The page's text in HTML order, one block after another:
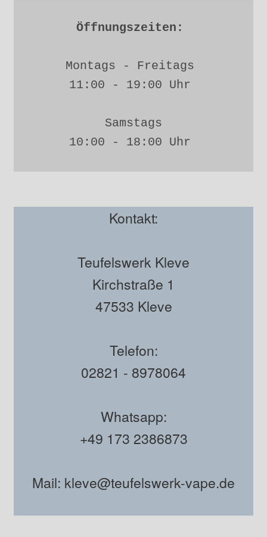
Öffnungszeiten:
Montags - Freitags
11:00 - 19:00 Uhr
Samstags
10:00 - 18:00 Uhr
Kontakt:
Teufelswerk Kleve
Kirchstraße 1
47533 Kleve
Telefon:
02821 - 8978064
Whatsapp:
+49 173 2386873
Mail: kleve@teufelswerk-vape.de